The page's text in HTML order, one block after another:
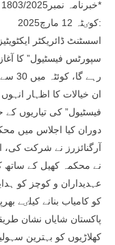
خبرنامہ نمبر1803/2025*
کوٸٹہ 12 مارچ2025:
اسسٹنٹ ڈائریکٹر
رہے
ان خیالات کا اظہار
فیسٹیول” کی تیاریوں
دوران کیا اجلاس میں
آرگنائزرز نے شرکت کی،
نے محکمہ کھیل کے
عہدیداران و کوچز کو
پاکستان شایاں نشان
کھلاڑیوں کو بہترین